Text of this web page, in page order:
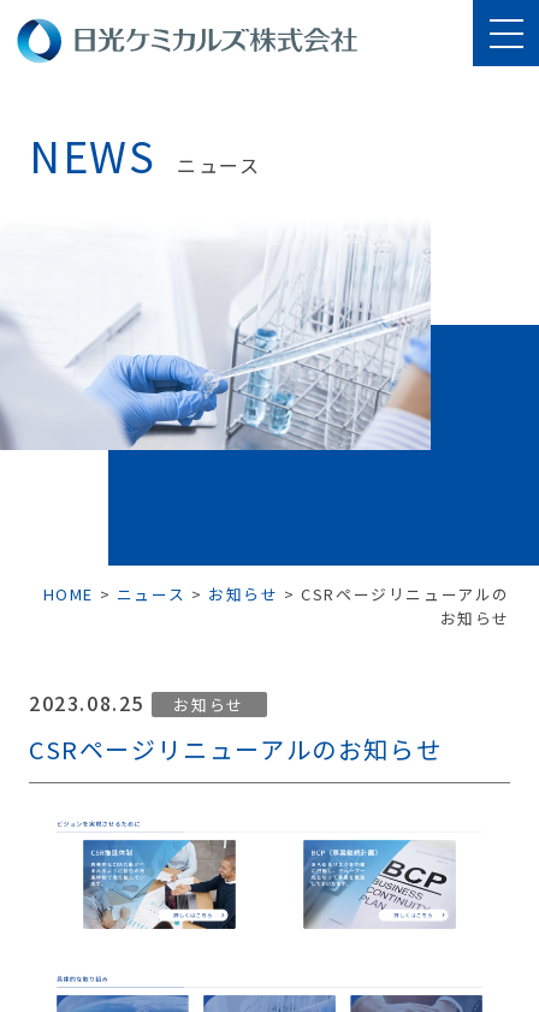
NEWS ニュース
HOME > ニュース > お知らせ >CSRページリニューアルの
お知らせ
2023.08.25 お知らせ
CSRページリニューアルのお知らせ